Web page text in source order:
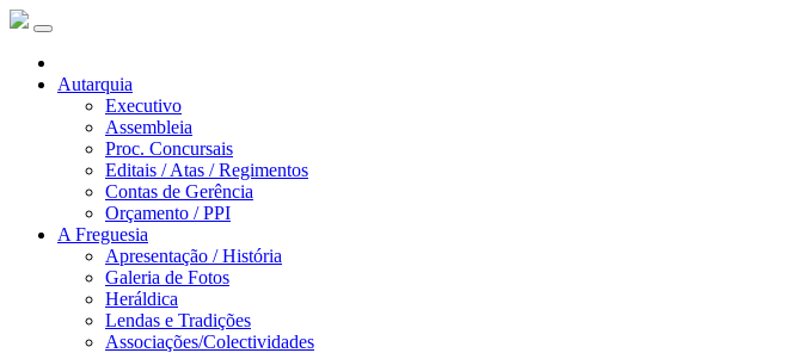
Autarquia
Executivo
Assembleia
Proc. Concursais
Editais / Atas / Regimentos
Contas de Gerência
Orçamento / PPI
A Freguesia
Apresentação / História
Galeria de Fotos
Heráldica
Lendas e Tradições
Associações/Colectividades